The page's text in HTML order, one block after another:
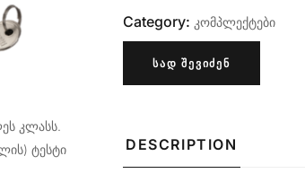
კლასს.
ტესტი
Category: კომპლექტები
ᲡᲐᲓ ᲨᲔᲕᲘᲫᲔᲜ
DESCRIPTION